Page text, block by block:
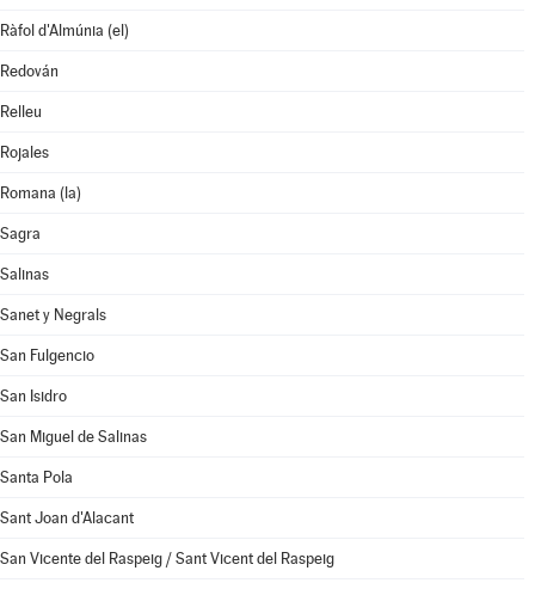
Ràfol d'Almúnia (el)
Redován
Relleu
Rojales
Romana (la)
Sagra
Salinas
Sanet y Negrals
San Fulgencio
San Isidro
San Miguel de Salinas
Santa Pola
Sant Joan d'Alacant
San Vicente del Raspeig / Sant Vicent del Raspeig